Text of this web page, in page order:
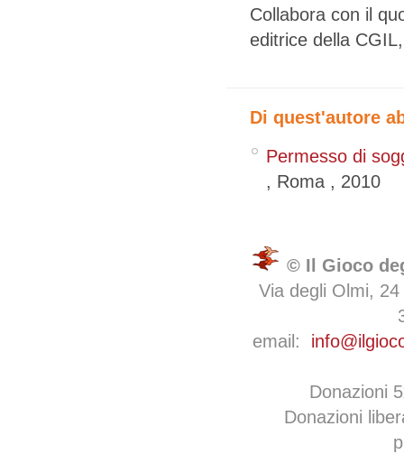
Collabora con il
editrice della
Di quest'autore
Permesso di
, Roma , 2010
© Il Gioco
Via degli Olmi,
email:
Donazioni
Donazioni